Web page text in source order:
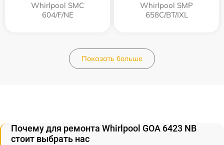
Whirlpool SMC
604/F/NE
Whirlpool SMP
658C/BT/IXL
Показать больше
Почему для ремонта Whirlpool GOA 6423 NB
стоит выбрать нас